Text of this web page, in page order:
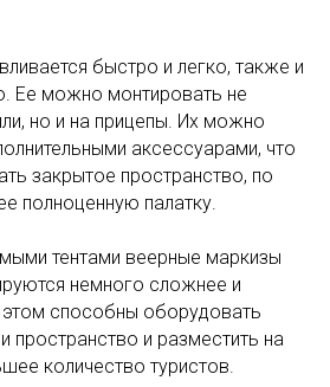
быстро и легко, также и
Ее можно монтировать не
но и на прицепы. Их можно
аксессуарами, что
закрытое пространство, по
полноценную палатку.
тентами веерные маркизы
немного сложнее и
способны оборудовать
и разместить на
количество туристов.